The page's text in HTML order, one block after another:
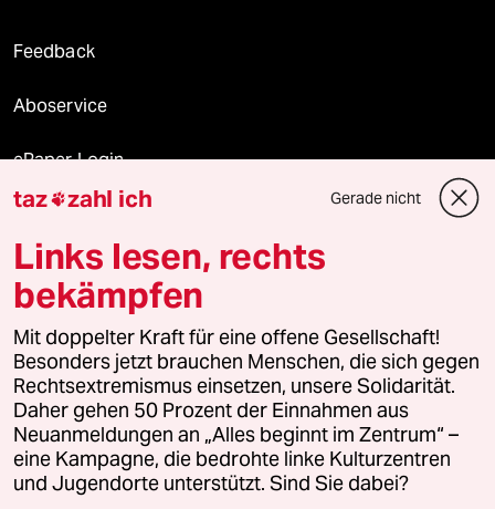
Feedback
Aboservice
ePaper Login
Downloads für Abonnierende
© 2026 taz Verlags und Vertriebs GmbH
Alle Rechte vorbehalten. Bei rechtlichen Fragen oder für Genehmigungen
wenden Sie sich bitte an
lizenzen@taz.de
Feedback Redaktionsstatut Kommune-Richtlinien
Leitlinie Informant Datenschutz Impressum AGB
taz zahl ich Gerade nicht
Links lesen, rechts
bekämpfen
Mit doppelter Kraft für eine offene Gesellschaft!
Besonders jetzt brauchen Menschen, die sich gegen
Rechtsextremismus einsetzen, unsere Solidarität.
Daher gehen 50 Prozent der Einnahmen aus
Neuanmeldungen an „Alles beginnt im Zentrum“ –
eine Kampagne, die bedrohte linke Kulturzentren
und Jugendorte unterstützt. Sind Sie dabei?